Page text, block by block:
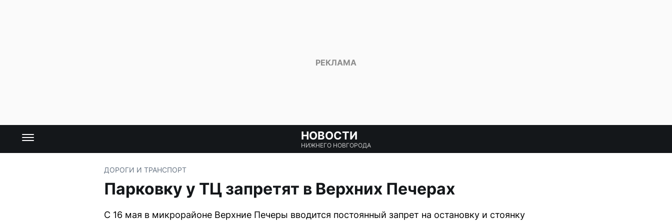
НОВОСТИ
НИЖНЕГО НОВГОРОДА
ДОРОГИ И ТРАНСПОРТ
Парковку у ТЦ запретят в Верхних Печерах
С 16 мая в микрорайоне Верхние Печеры вводится постоянный запрет на остановку и стоянку